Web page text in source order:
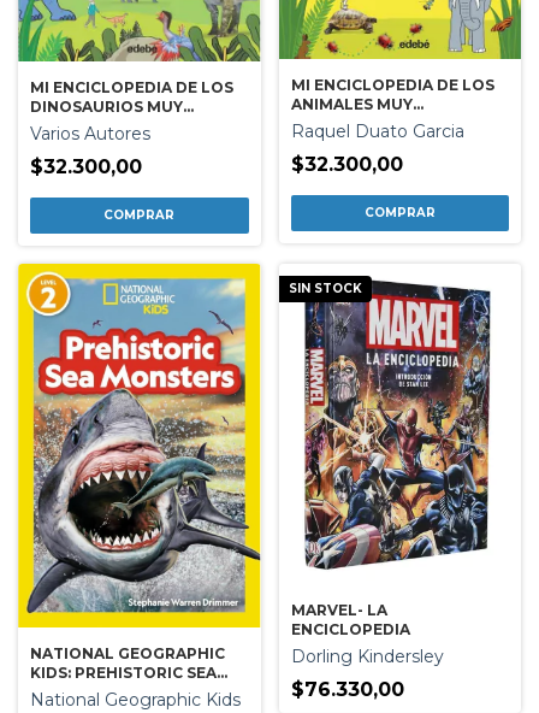
MI ENCICLOPEDIA DE LOS
DINOSAURIOS MUY
IMPORTANTES
Varios Autores
$32.300,00
MI ENCICLOPEDIA DE LOS
ANIMALES MUY
IMPORTANTE
Raquel Duato Garcia
$32.300,00
NATIONAL GEOGRAPHIC
KIDS: PREHISTORIC SEA
MONSTERS
National Geographic Kids
SIN STOCK
MARVEL- LA
ENCICLOPEDIA
Dorling Kindersley
$76.330,00